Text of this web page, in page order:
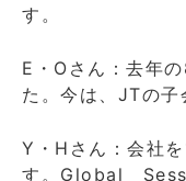
す。
E・Oさん：去年
た。今は、JTの子
Y・Hさん：会社
す。Global